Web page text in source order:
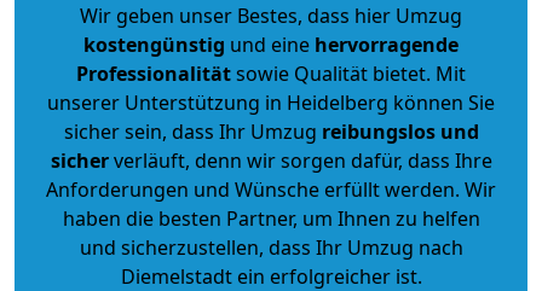
Wir geben unser Bestes, dass hier Umzug
kostengünstig und eine hervorragende
Professionalitätsowie Qualität bietet. Mit
unserer Unterstützung in Heidelberg können Sie
sicher sein, dass Ihr Umzug reibungslos und
sicherverläuft, denn wir sorgen dafür, dass Ihre
Anforderungen und Wünsche erfüllt werden. Wir
haben die besten Partner, um Ihnen zu helfen
und sicherzustellen, dass Ihr Umzug nach
Diemelstadt ein erfolgreicher ist.